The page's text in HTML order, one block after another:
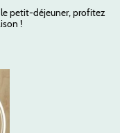
petit-déjeuner, profitez
!